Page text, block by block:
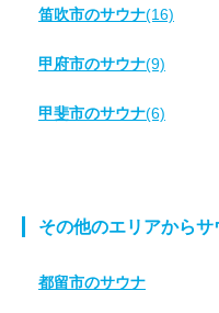
笛吹市のサウナ(16)
甲府市のサウナ(9)
甲斐市のサウナ(6)
その他のエリアからサ
都留市のサウナ